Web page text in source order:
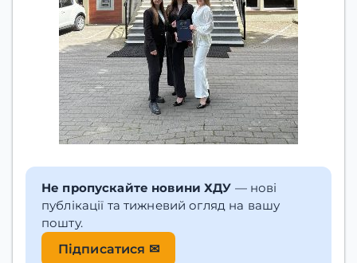
Не пропускайте новини ХДУ — нові
публікації та тижневий огляд на вашу
пошту.
Підписатися ✉